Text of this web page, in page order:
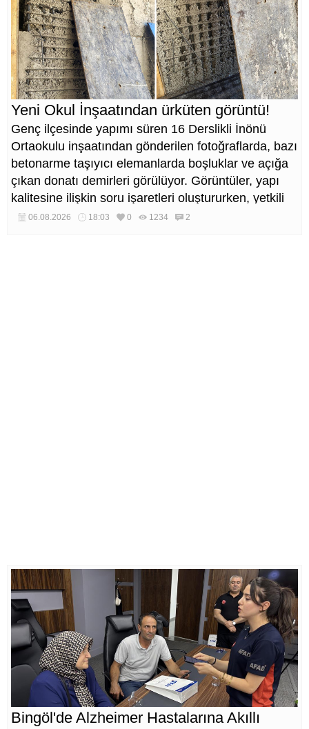
Yeni Okul İnşaatından ürküten görüntü!
Genç ilçesinde yapımı süren 16 Derslikli İnönü
Ortaokulu inşaatından gönderilen fotoğraflarda, bazı
betonarme taşıyıcı elemanlarda boşluklar ve açığa
çıkan donatı demirleri görülüyor. Görüntüler, yapı
kalitesine ilişkin soru işaretleri oluştururken, yetkili
kurumların teknik inceleme yapması çağrısı yapıldı.
06.08.2026 18:03 0 1234 2
Bingöl'de Alzheimer Hastalarına Akıllı